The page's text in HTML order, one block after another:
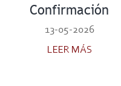
Confirmación
13-05-2026
LEER MÁS